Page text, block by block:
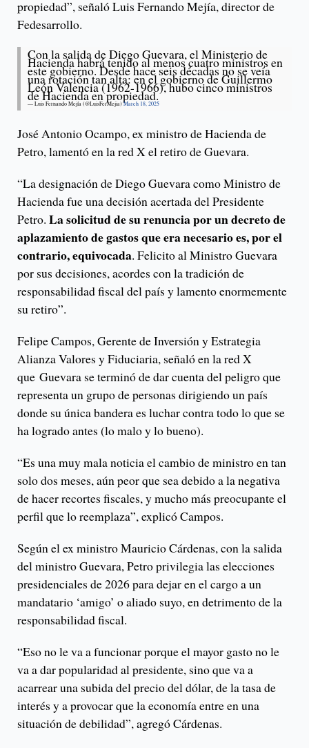
propiedad”, señaló Luis Fernando Mejía, director de
Fedesarrollo.
Con la salida de Diego Guevara, el Ministerio de
Hacienda habrá tenido al menos cuatro ministros en
este gobierno. Desde hace seis décadas no se veía
una rotación tan alta: en el gobierno de Guillermo
León Valencia (1962-1966), hubo cinco ministros
de Hacienda en propiedad.
— Luis Fernando Mejía (@LuisFerMejia)March 18, 2025
José Antonio Ocampo, ex ministro de Hacienda de
Petro, lamentó en la red X el retiro de Guevara.
“La designación de Diego Guevara como Ministro de
Hacienda fue una decisión acertada del Presidente
Petro. La solicitud de su renuncia por un decreto de
aplazamiento de gastos que era necesario es, por el
contrario, equivocada. Felicito al Ministro Guevara
por sus decisiones, acordes con la tradición de
responsabilidad fiscal del país y lamento enormemente
su retiro”.
Felipe Campos, Gerente de Inversión y Estrategia
Alianza Valores y Fiduciaria, señaló en la red X
que Guevara se terminó de dar cuenta del peligro que
representa un grupo de personas dirigiendo un país
donde su única bandera es luchar contra todo lo que se
ha logrado antes (lo malo y lo bueno).
“Es una muy mala noticia el cambio de ministro en tan
solo dos meses, aún peor que sea debido a la negativa
de hacer recortes fiscales, y mucho más preocupante el
perfil que lo reemplaza”, explicó Campos.
Según el ex ministro Mauricio Cárdenas, con la salida
del ministro Guevara, Petro privilegia las elecciones
presidenciales de 2026 para dejar en el cargo a un
mandatario ‘amigo’ o aliado suyo, en detrimento de la
responsabilidad fiscal.
“Eso no le va a funcionar porque el mayor gasto no le
va a dar popularidad al presidente, sino que va a
acarrear una subida del precio del dólar, de la tasa de
interés y a provocar que la economía entre en una
situación de debilidad”, agregó Cárdenas.